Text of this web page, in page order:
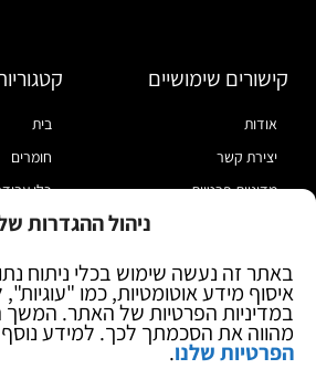
ניהול ההגדרות
באתר זה נעשה שימוש בכלי ניתוח
איסוף מידע אוטומטיות, כמו
במדיניות הפרטיות של האתר.
מהווה את הסכמתך לכך. למידע נוסף
הפרטיות שלנו.
קישורים שימושיים
אודות
יצירת קשר
מדיניות פרטיות
בלוג
בית
חומרים
כלי
מוצרי
ספקי כח
ציוד